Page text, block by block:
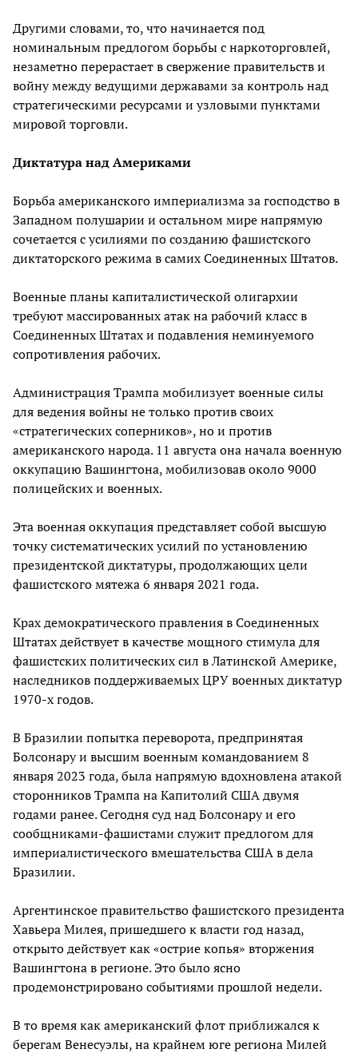
Другими словами, то, что начинается под
номинальным предлогом борьбы с наркоторговлей,
незаметно перерастает в свержение правительств и
войну между ведущими державами за контроль над
стратегическими ресурсами и узловыми пунктами
мировой торговли.
Диктатура над Америками
Борьба американского империализма за господство в
Западном полушарии и остальном мире напрямую
сочетается с усилиями по созданию фашистского
диктаторского режима в самих Соединенных Штатов.
Военные планы капиталистической олигархии
требуют массированных атак на рабочий класс в
Соединенных Штатах и подавления неминуемого
сопротивления рабочих.
Администрация Трампа мобилизует военные силы
для ведения войны не только против своих
«стратегических соперников», но и против
американского народа. 11 августа она начала военную
оккупацию Вашингтона, мобилизовав около 9000
полицейских и военных.
Эта военная оккупация представляет собой высшую
точку систематических усилий по установлению
президентской диктатуры, продолжающих цели
фашистского мятежа 6 января 2021 года.
Крах демократического правления в Соединенных
Штатах действует в качестве мощного стимула для
фашистских политических сил в Латинской Америке,
наследников поддерживаемых ЦРУ военных диктатур
1970-х годов.
В Бразилии попытка переворота, предпринятая
Болсонару и высшим военным командованием 8
января 2023 года, была напрямую вдохновлена атакой
сторонников Трампа на Капитолий США двумя
годами ранее. Сегодня суд над Болсонару и его
сообщниками-фашистами служит предлогом для
империалистического вмешательства США в дела
Бразилии.
Аргентинское правительство фашистского президента
Хавьера Милея, пришедшего к власти год назад,
открыто действует как «острие копья» вторжения
Вашингтона в регионе. Это было ясно
продемонстрировано событиями прошлой недели.
В то время как американский флот приближался к
берегам Венесуэлы, на крайнем юге региона Милей